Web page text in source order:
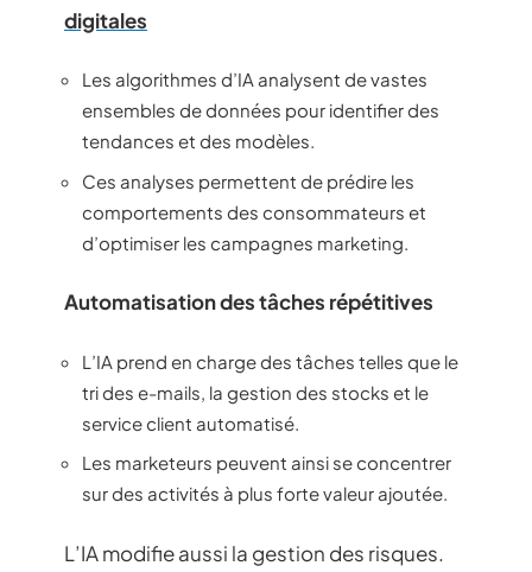
digitales
Les algorithmes d’IA analysent de vastes
ensembles de données pour identifier des
tendances et des modèles.
Ces analyses permettent de prédire les
comportements des consommateurs et
d’optimiser les campagnes marketing.
Automatisation des tâches répétitives
L’IA prend en charge des tâches telles que le
tri des e-mails, la gestion des stocks et le
service client automatisé.
Les marketeurs peuvent ainsi se concentrer
sur des activités à plus forte valeur ajoutée.
L’IA modifie aussi la gestion des risques.